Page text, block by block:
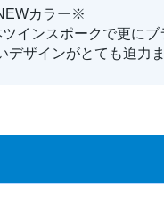
カラー※
インスポークで更に
デザインがとても迫力